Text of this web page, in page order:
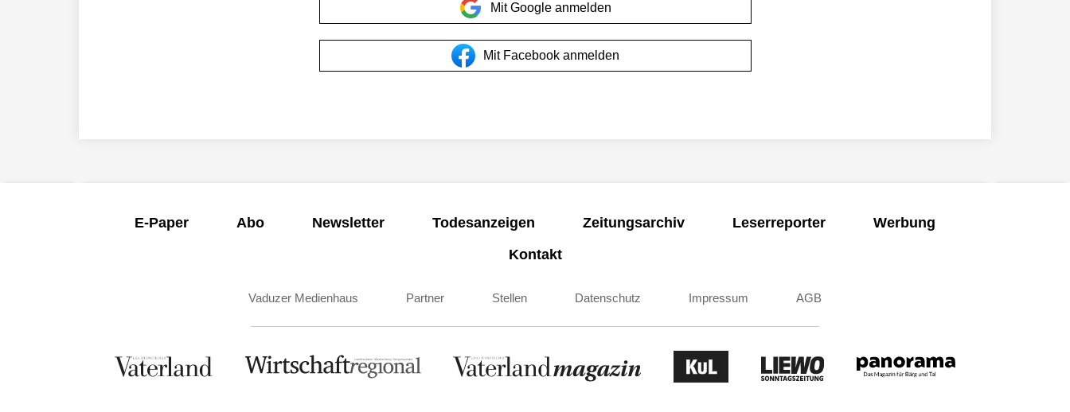
Mit Google anmelden
Mit Facebook anmelden
E-Paper Abo Newsletter Todesanzeigen Zeitungsarchiv Leserreporter
Werbung
Kontakt
Vaduzer Medienhaus Partner Stellen Datenschutz Impressum AGB